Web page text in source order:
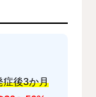
症後3か月